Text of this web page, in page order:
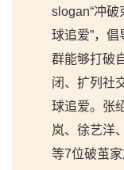
slogan“冲破
球追爱”，倡
群能够打破
闭、扩列社
球追爱。张
岚、徐艺洋
等7位破茧